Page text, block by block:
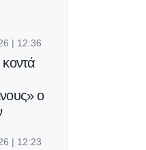
| 12:36
ο
| 12:23